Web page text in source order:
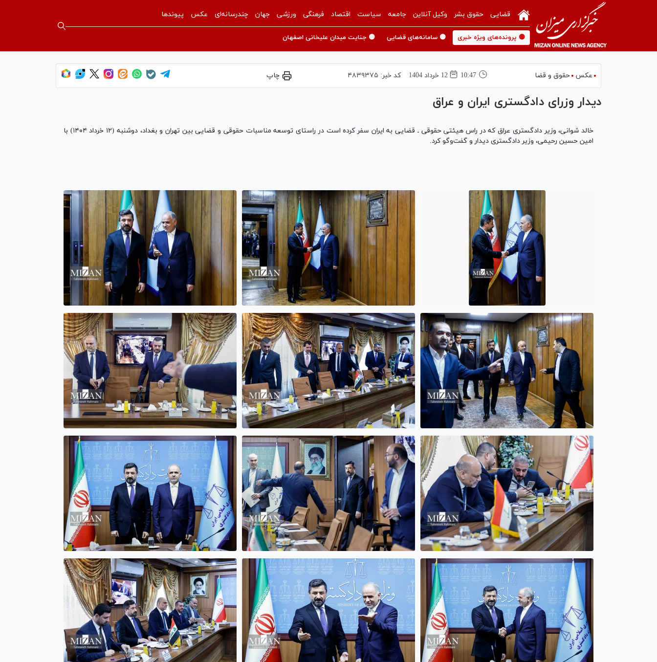
قضایی حقوق بشر وکیل آنلاین جامعه سیاست اقتصاد فرهنگی ورزشی جهان چندرسانه‌ای عکس پیوندها
🟡 پرونده‌های ویژه خبری 🟡 سامانه‌های قضایی 🟡 جنایت میدان علیخانی اصفهان
عکس حقوق و قضا 10:47 12 خرداد 1404 کد خبر: ۴۸۳۹۳۷۵ چاپ
دیدار وزرای دادگستری ایران و عراق
خالد شوانی، وزیر دادگستری عراق که در راس هیئتی حقوقی ـ قضایی به ایران سفر کرده است در راستای توسعه مناسبات حقوقی و قضایی بین تهران و بغداد، دوشنبه (۱۲ خرداد ۱۴۰۴) با
امین حسین رحیمی، وزیر دادگستری دیدار و گفت‌و‌گو کرد.